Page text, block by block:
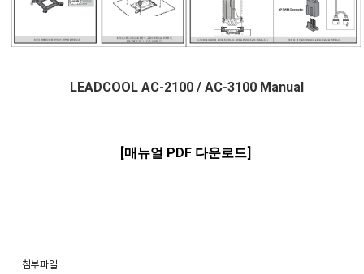
LEADCOOL AC-2100 / AC-3100 Manual
[매뉴얼 PDF 다운로드]
첨부파일